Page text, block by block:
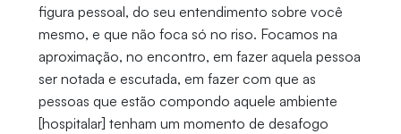
figura pessoal, do seu entendimento sobre você
mesmo, e que não foca só no riso. Focamos na
aproximação, no encontro, em fazer aquela pessoa
ser notada e escutada, em fazer com que as
pessoas que estão compondo aquele ambiente
[hospitalar] tenham um momento de desafogo